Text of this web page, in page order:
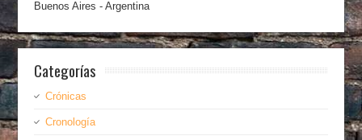
Buenos Aires - Argentina
Categorías
Crónicas
Cronología